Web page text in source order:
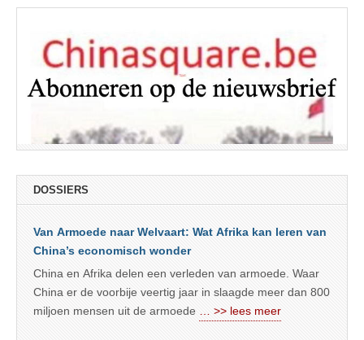
DOSSIERS
Van Armoede naar Welvaart: Wat Afrika kan leren van
China’s economisch wonder
China en Afrika delen een verleden van armoede. Waar
China er de voorbije veertig jaar in slaagde meer dan 800
miljoen mensen uit de armoede … >> lees meer